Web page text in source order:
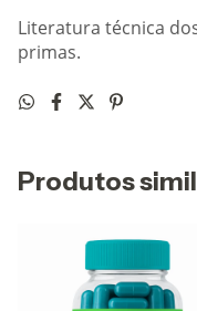
Literatura técnica
primas.
Produtos